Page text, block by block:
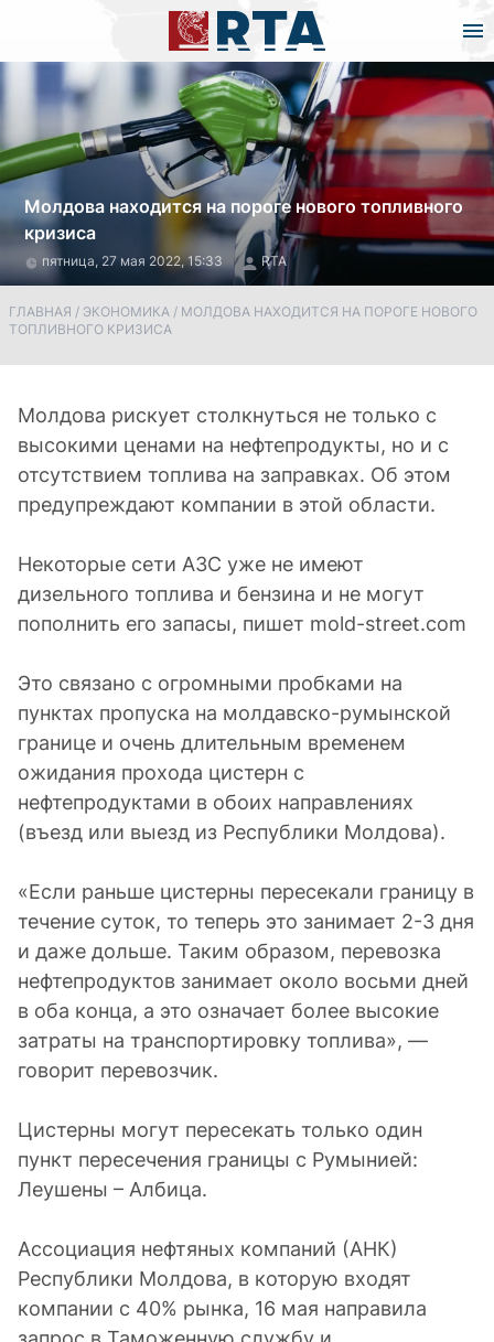
Молдова находится на пороге нового топливного
кризиса
пятница, 27 мая 2022, 15:33 RTA
ГЛАВНАЯ / ЭКОНОМИКА / МОЛДОВА НАХОДИТСЯ НА ПОРОГЕ НОВОГО
ТОПЛИВНОГО КРИЗИСА
Молдова рискует столкнуться не только с
высокими ценами на нефтепродукты, но и с
отсутствием топлива на заправках. Об этом
предупреждают компании в этой области.
Некоторые сети АЗС уже не имеют
дизельного топлива и бензина и не могут
пополнить его запасы, пишет mold-street.com
Это связано с огромными пробками на
пунктах пропуска на молдавско-румынской
границе и очень длительным временем
ожидания прохода цистерн с
нефтепродуктами в обоих направлениях
(въезд или выезд из Республики Молдова).
«Если раньше цистерны пересекали границу в
течение суток, то теперь это занимает 2-3 дня
и даже дольше. Таким образом, перевозка
нефтепродуктов занимает около восьми дней
в оба конца, а это означает более высокие
затраты на транспортировку топлива», —
говорит перевозчик.
Цистерны могут пересекать только один
пункт пересечения границы с Румынией:
Леушены – Албица.
Ассоциация нефтяных компаний (АНК)
Республики Молдова, в которую входят
компании с 40% рынка, 16 мая направила